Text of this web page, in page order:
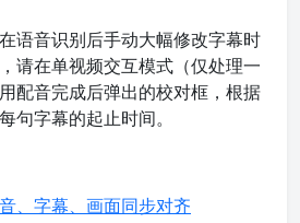
在语音识别后手动大幅修改字幕时
请在单视频交互模式（仅处理一
配音完成后弹出的校对框，根据
句字幕的起止时间。
、字幕、画面同步对齐